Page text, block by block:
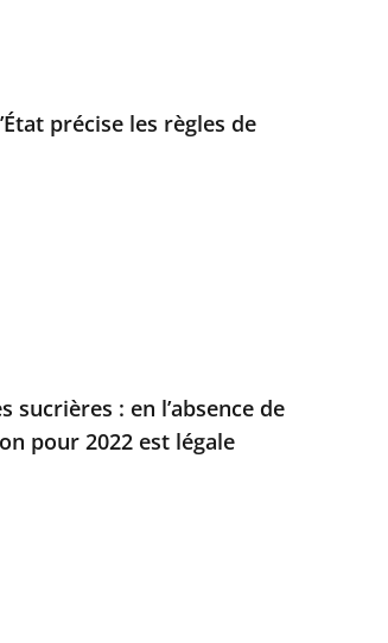
précise les règles de
: en l’absence de
pour 2022 est légale